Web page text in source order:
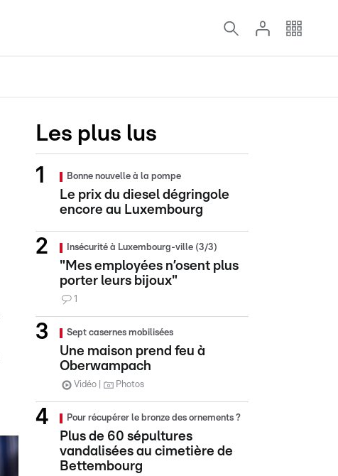
Les plus lus
Bonne nouvelle à la pompe
Le prix du diesel dégringole
encore au Luxembourg
Insécurité à Luxembourg-ville (3/3)
"Mes employées n’osent plus
porter leurs bijoux"
1
Sept casernes mobilisées
Une maison prend feu à
Oberwampach
Vidéo Photos
Pour récupérer le bronze des ornements ?
Plus de 60 sépultures
vandalisées au cimetière de
Bettembourg